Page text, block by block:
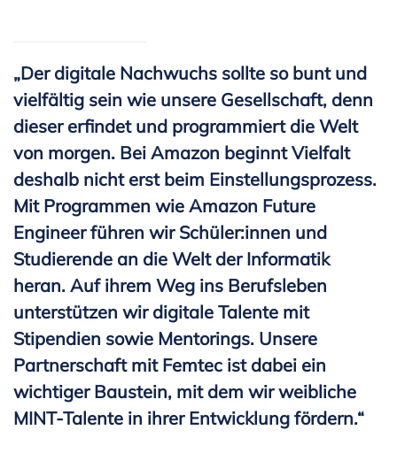
„Der digitale Nachwuchs sollte so bunt und
vielfältig sein wie unsere Gesellschaft, denn
dieser erfindet und programmiert die Welt
von morgen. Bei Amazon beginnt Vielfalt
deshalb nicht erst beim Einstellungsprozess.
Mit Programmen wie Amazon Future
Engineer führen wir Schüler:innen und
Studierende an die Welt der Informatik
heran. Auf ihrem Weg ins Berufsleben
unterstützen wir digitale Talente mit
Stipendien sowie Mentorings. Unsere
Partnerschaft mit Femtec ist dabei ein
wichtiger Baustein, mit dem wir weibliche
MINT-Talente in ihrer Entwicklung fördern.“